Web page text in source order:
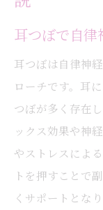
耳つぼで自
耳つぼは自律神
ローチです。耳
つぼが多く存在
ックス効果や神
やストレスによ
トを押すことで
くサポートとな